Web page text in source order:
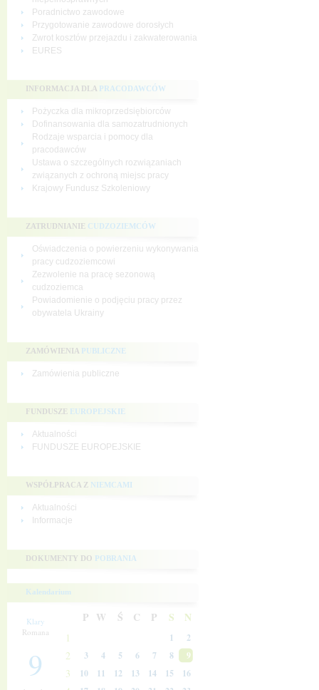
Poradnictwo zawodowe
Przygotowanie zawodowe dorosłych
Zwrot kosztów przejazdu i zakwaterowania
EURES
INFORMACJA DLA PRACODAWCÓW
Pożyczka dla mikroprzedsiębiorców
Dofinansowania dla samozatrudnionych
Rodzaje wsparcia i pomocy dla
pracodawców
Ustawa o szczególnych rozwiązaniach
związanych z ochroną miejsc pracy
Krajowy Fundusz Szkoleniowy
ZATRUDNIANIE CUDZOZIEMCÓW
Oświadczenia o powierzeniu wykonywania
pracy cudzoziemcowi
Zezwolenie na pracę sezonową
cudzoziemca
Powiadomienie o podjęciu pracy przez
obywatela Ukrainy
ZAMÓWIENIA PUBLICZNE
Zamówienia publiczne
FUNDUSZE EUROPEJSKIE
Aktualności
FUNDUSZE EUROPEJSKIE
WSPÓŁPRACA Z NIEMCAMI
Aktualności
Informacje
DOKUMENTY DO POBRANIA
Kalendarium
Klary
Romana
9
P W Ś C P S N
1 1 2
2 3 4 5 6 7 8 9
3 10 11 12 13 14 15 16